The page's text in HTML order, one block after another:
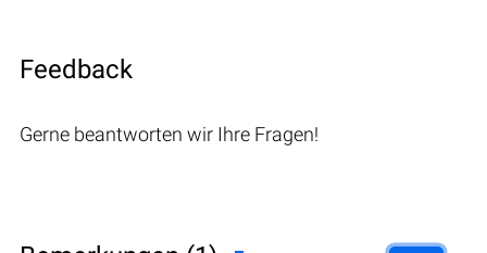
Feedback
Gerne beantworten wir Ihre Fragen!